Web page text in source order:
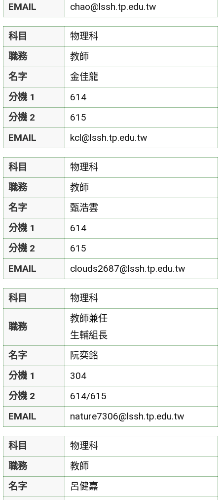
EMAIL
chao@lssh.tp.edu.tw
科目
物理科
職務
教師
名字
金佳龍
分機 1
614
分機 2
615
EMAIL
kcl@lssh.tp.edu.tw
科目
物理科
職務
教師
名字
甄浩雲
分機 1
614
分機 2
615
EMAIL
clouds2687@lssh.tp.edu.tw
科目 物理科
職務
教師兼任
生輔組長
名字
阮奕銘
分機 1
304
分機 2
614/615
EMAIL
nature7306@lssh.tp.edu.tw
科目
物理科
職務
教師
名字
呂健嘉